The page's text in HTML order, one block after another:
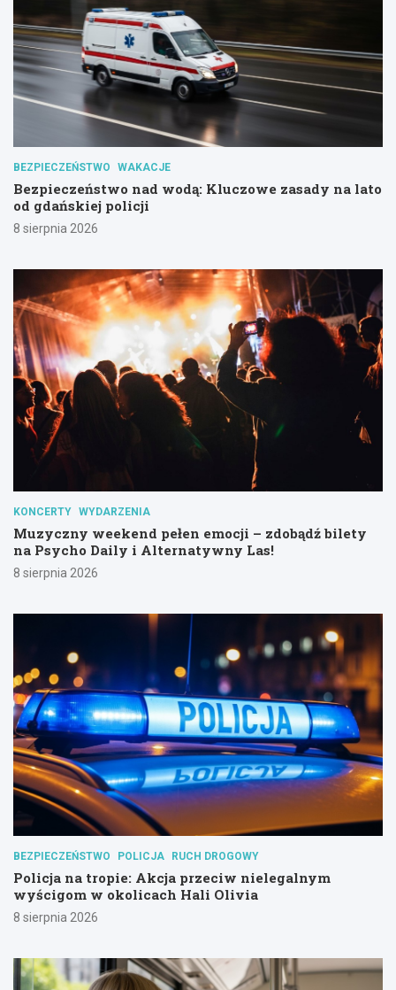
BEZPIECZEŃSTWO WAKACJE
Bezpieczeństwo nad wodą: Kluczowe zasady na lato
od gdańskiej policji
8 sierpnia 2026
KONCERTY WYDARZENIA
Muzyczny weekend pełen emocji – zdobądź bilety
na Psycho Daily i Alternatywny Las!
8 sierpnia 2026
BEZPIECZEŃSTWO POLICJA RUCH DROGOWY
Policja na tropie: Akcja przeciw nielegalnym
wyścigom w okolicach Hali Olivia
8 sierpnia 2026